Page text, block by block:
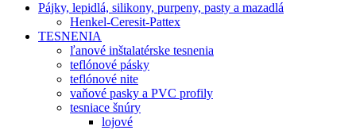
Pájky, lepidlá, silikony, purpeny, pasty a mazadlá
Henkel-Ceresit-Pattex
TESNENIA
ľanové inštalatérske tesnenia
teflónové pásky
teflónové nite
vaňové pasky a PVC profily
tesniace šnúry
lojové